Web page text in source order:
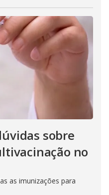
sobre
no
as imunizações para